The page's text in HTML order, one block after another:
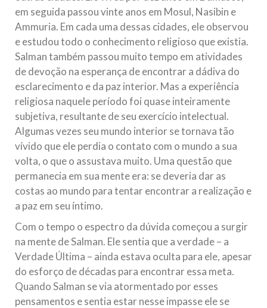
em seguida passou vinte anos em Mosul, Nasibin e
Ammuria. Em cada uma dessas cidades, ele observou
e estudou todo o conhecimento religioso que existia.
Salman também passou muito tempo em atividades
de devoção na esperança de encontrar a dádiva do
esclarecimento e da paz interior. Mas a experiência
religiosa naquele período foi quase inteiramente
subjetiva, resultante de seu exercício intelectual.
Algumas vezes seu mundo interior se tornava tão
vívido que ele perdia o contato com o mundo a sua
volta, o que o assustava muito. Uma questão que
permanecia em sua mente era: se deveria dar as
costas ao mundo para tentar encontrar a realização e
a paz em seu íntimo.
Com o tempo o espectro da dúvida começou a surgir
na mente de Salman. Ele sentia que a verdade – a
Verdade Última – ainda estava oculta para ele, apesar
do esforço de décadas para encontrar essa meta.
Quando Salman se via atormentado por esses
pensamentos e sentia estar nesse impasse ele se